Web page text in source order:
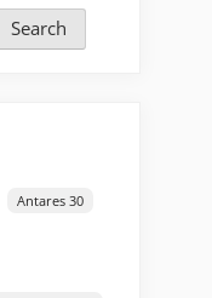
Antares 30